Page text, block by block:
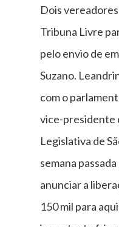
Dois
Tribuna Livre
pelo envio de
Suzano.
com o
vice-presidente
Legislativa de
semana
anunciar a
150 mil para